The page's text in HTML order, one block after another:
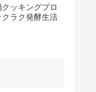
棒鱈）
ッキングプロ
クラク発酵生活